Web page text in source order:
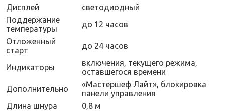
Дисплей
светодиодный
Поддержание
температуры
до 12 часов
Отложенный
старт
до 24 часов
Индикаторы
включения, текущего режима,
оставшегося времени
Дополнительно
«Мастершеф Лайт», блокировка
панели управления
Длина шнура
0,8 м